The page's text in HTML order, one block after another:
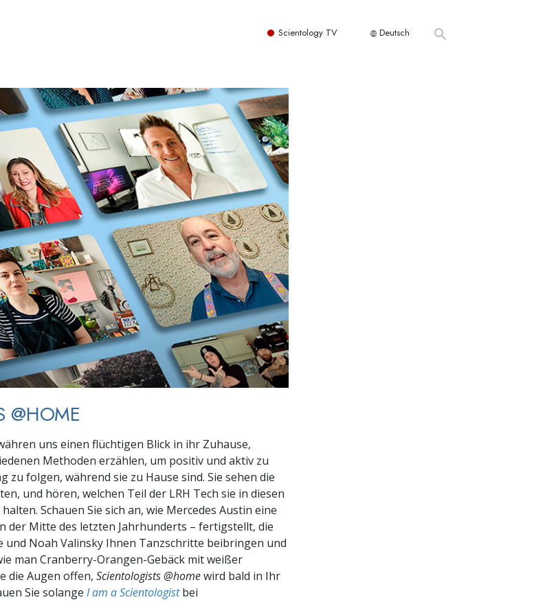
Scientology TV Deutsch
@HOME
uns einen flüchtigen Blick in ihr Zuhause,
Methoden erzählen, um positiv und aktiv zu
zu folgen, während sie zu Hause sind. Sie sehen die
und hören, welchen Teil der LRH Tech sie in diesen
Schauen Sie sich an, wie Mercedes Austin eine
der Mitte des letzten Jahrhunderts – fertigstellt, die
und Noah Valinsky Ihnen Tanzschritte beibringen und
man Cranberry-Orangen-Gebäck mit weißer
die Augen offen,Scientologists @homewird bald in Ihr
Sie solangeI am a Scientologistbei